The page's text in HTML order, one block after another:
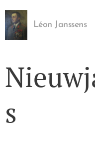
Léon Janssens
s